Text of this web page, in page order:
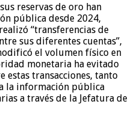
reservas de oro han
pública desde 2024,
“transferencias de
sus diferentes cuentas”,
el volumen físico en
monetaria ha evitado
estas transacciones, tanto
la información pública
a través de la Jefatura de